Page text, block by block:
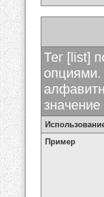
Тег [list]
опциями.
Пример